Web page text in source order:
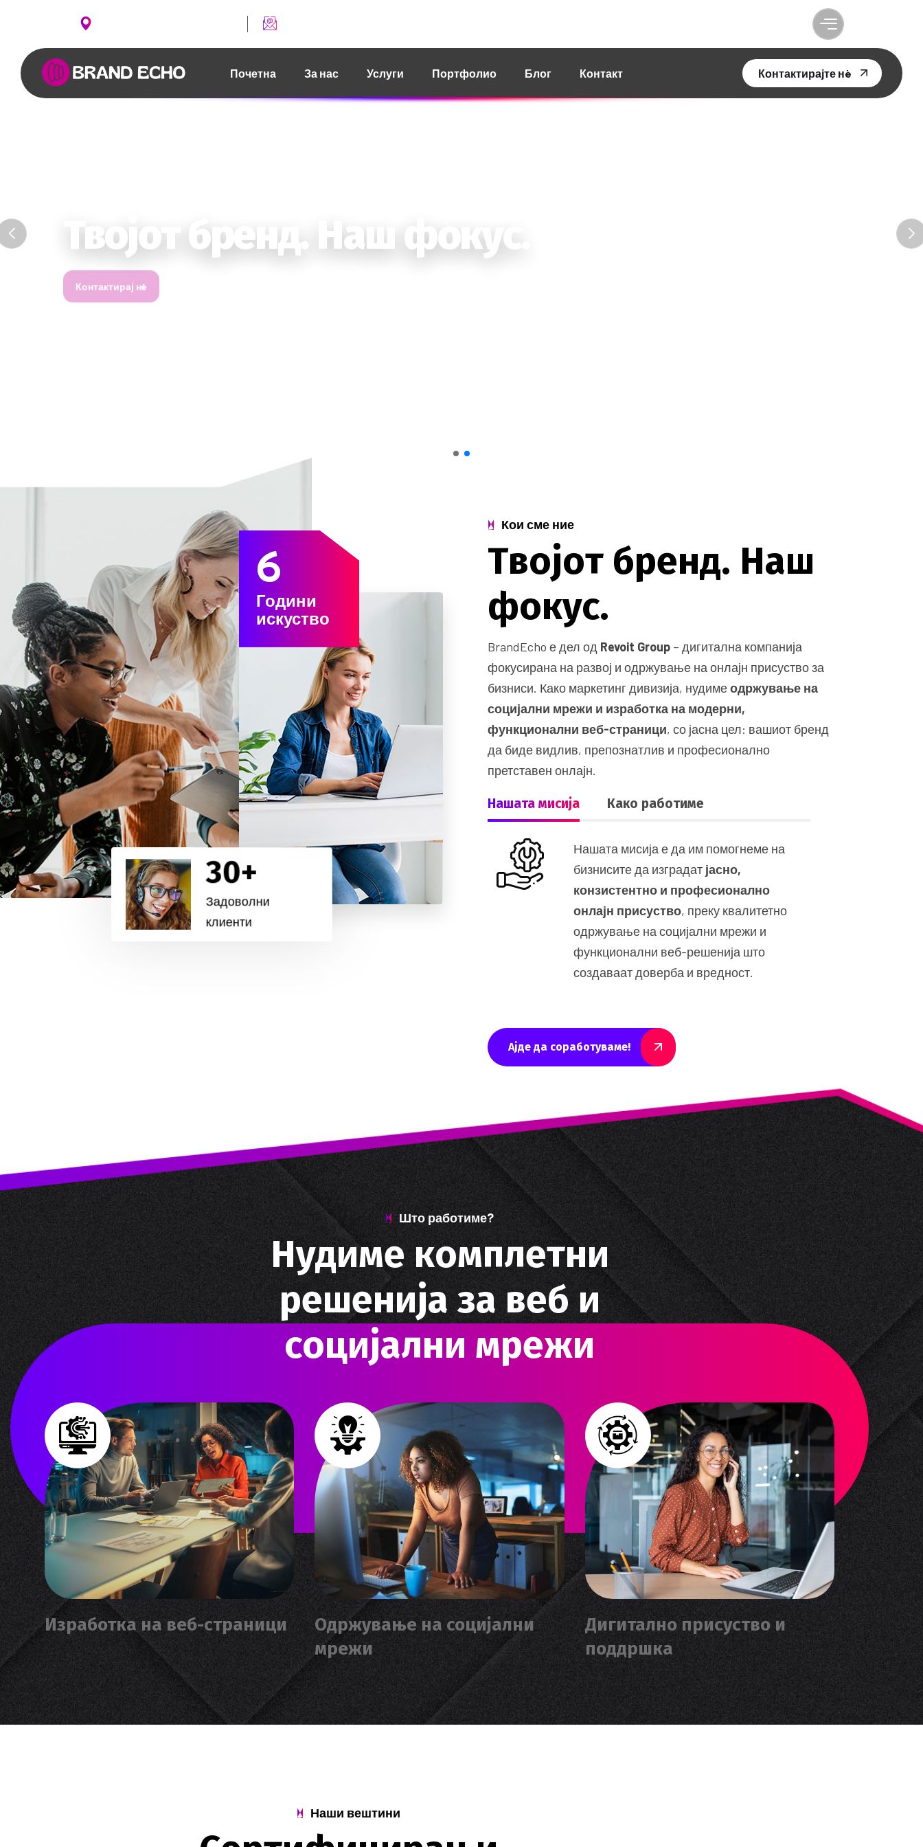
Почетна За нас Услуги Портфолио Блог Контакт Контактирајте нè
Твојот бренд. Наш фокус.
6
Години
искуство
30+
Задоволни
клиенти
Кои сме ние
Твојот бренд. Наш
фокус.
BrandEcho е дел од Revoit Group – дигитална компанија
фокусирана на развој и одржување на онлајн присуство за
бизниси. Како маркетинг дивизија, нудимеодржување на
социјални мрежи и изработка на модерни,
функционални веб-страници, со јасна цел: вашиот бренд
да биде видлив, препознатлив и професионално
претставен онлајн.
Нашата мисија Како работиме
Нашата мисија е да им помогнеме на
бизнисите да изградат јасно,
конзистентно и професионално
онлајн присуство, преку квалитетно
одржување на социјални мрежи и
функционални веб-решенија што
создаваат доверба и вредност.
Ајде да соработуваме!
Што работиме?
Нудиме комплетни
решенија за веби
социјални мрежи
Изработка на веб-страници
Одржување на социјални
мрежи
Дигитално присуство и
поддршка
Наши вештини